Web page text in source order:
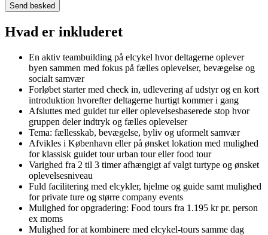
Send besked
Hvad er inkluderet
En aktiv teambuilding på elcykel hvor deltagerne oplever
byen sammen med fokus på fælles oplevelser, bevægelse og
socialt samvær
Forløbet starter med check in, udlevering af udstyr og en kort
introduktion hvorefter deltagerne hurtigt kommer i gang
Afsluttes med guidet tur eller oplevelsesbaserede stop hvor
gruppen deler indtryk og fælles oplevelser
Tema: fællesskab, bevægelse, byliv og uformelt samvær
Afvikles i København eller på ønsket lokation med mulighed
for klassisk guidet tour urban tour eller food tour
Varighed fra 2 til 3 timer afhængigt af valgt turtype og ønsket
oplevelsesniveau
Fuld facilitering med elcykler, hjelme og guide samt mulighed
for private ture og større company events
Mulighed for opgradering: Food tours fra 1.195 kr pr. person
ex moms
Mulighed for at kombinere med elcykel-tours samme dag